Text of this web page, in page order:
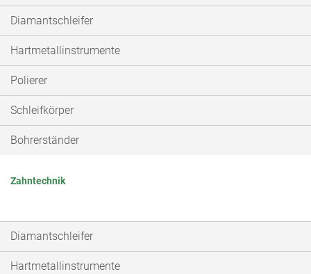
Diamantschleifer
Hartmetallinstrumente
Polierer
Schleifkörper
Bohrerständer
Zahntechnik
Diamantschleifer
Hartmetallinstrumente